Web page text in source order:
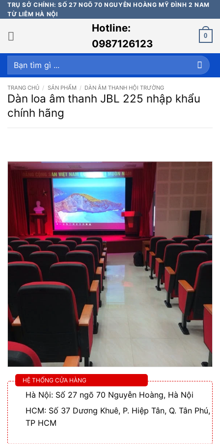
Bỏ
qua
nội
dung
TRỤ SỞ CHÍNH: SỐ 27 NGÕ 70 NGUYỄN HOÀNG MỸ ĐÌNH 2 NAM
TỪ LIÊM HÀ NỘI
Hotline:
0987126123
0
Tìm
kiếm:
TRANG CHỦ / SẢN PHẨM / DÀN ÂM THANH HỘI TRƯỜNG
Dàn loa âm thanh JBL 225 nhập khẩu
chính hãng
HỆ THỐNG CỬA HÀNG
Hà Nội: Số 27 ngõ 70 Nguyễn Hoàng, Hà Nội
HCM: Số 37 Dương Khuê, P. Hiệp Tân, Q. Tân Phú,
TP HCM